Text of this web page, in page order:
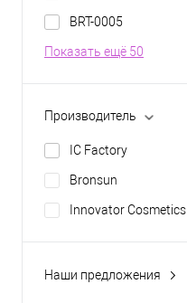
BRT-0005
Показать ещё 50
Производитель
IC Factory
Bronsun
Innovator Cosmetics
Наши предложения